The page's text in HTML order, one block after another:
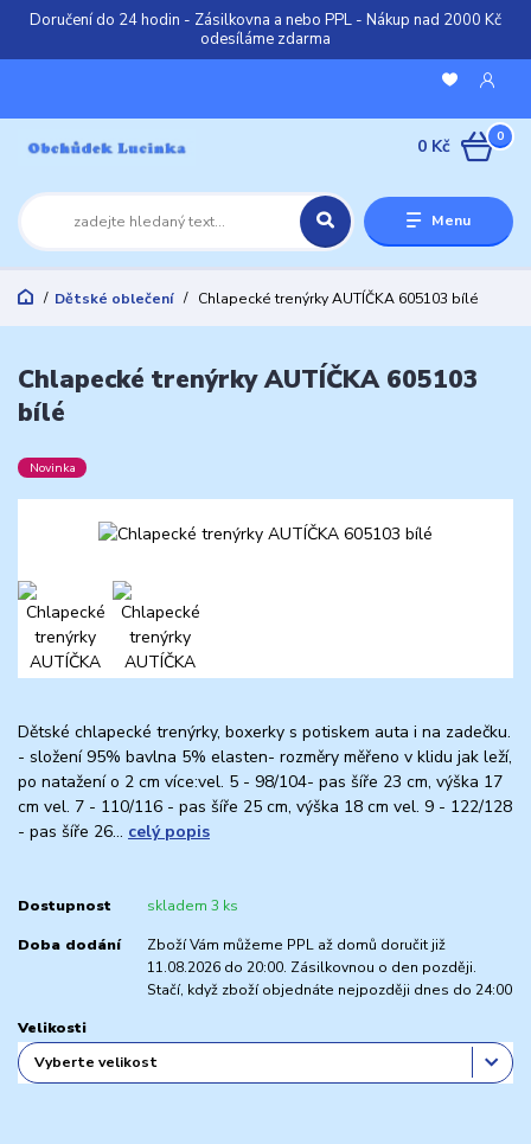
Doručení do 24 hodin - Zásilkovna a nebo PPL - Nákup nad 2000 Kč
odesíláme zdarma
Menu
0
0 Kč
Dětské oblečení Chlapecké trenýrky AUTÍČKA 605103 bílé
Chlapecké trenýrky AUTÍČKA 605103
bílé
Novinka
Dětské chlapecké trenýrky, boxerky s potiskem auta i na zadečku.
- složení 95% bavlna 5% elasten- rozměry měřeno v klidu jak leží,
po natažení o 2 cm více:vel. 5 - 98/104- pas šíře 23 cm, výška 17
cm vel. 7 - 110/116 - pas šíře 25 cm, výška 18 cm vel. 9 - 122/128
- pas šíře 26... celý popis
Dostupnost skladem 3 ks
Doba dodání
Zboží Vám můžeme PPL až domů doručit již
11.08.2026 do 20:00. Zásilkovnou o den později.
Stačí, když zboží objednáte nejpozději dnes do 24:00
Velikosti